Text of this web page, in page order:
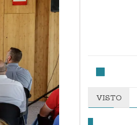
VISTO